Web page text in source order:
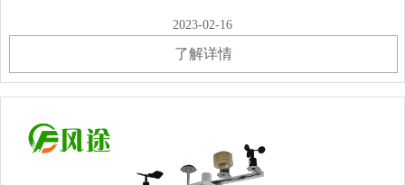
可以将原来污染严重的料场变成一个非常漂亮······
2023-02-16
了解详情